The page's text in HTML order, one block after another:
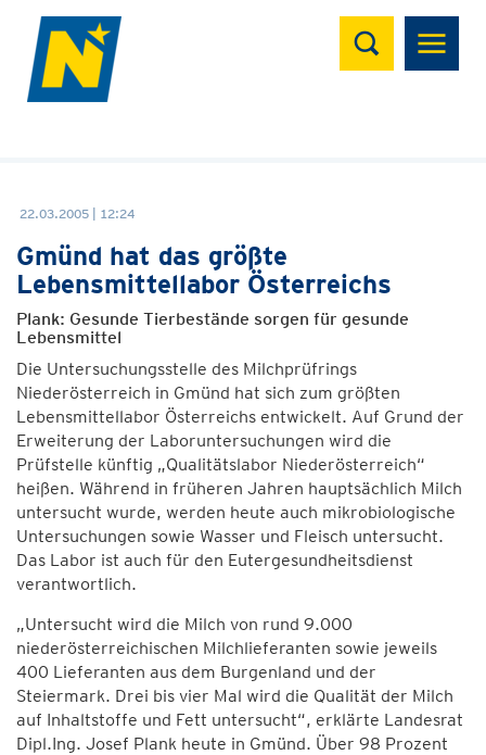
Suchen
22.03.2005 | 12:24
Gmünd hat das größte
Lebensmittellabor Österreichs
Plank: Gesunde Tierbestände sorgen für gesunde
Lebensmittel
Die Untersuchungsstelle des Milchprüfrings
Niederösterreich in Gmünd hat sich zum größten
Lebensmittellabor Österreichs entwickelt. Auf Grund der
Erweiterung der Laboruntersuchungen wird die
Prüfstelle künftig „Qualitätslabor Niederösterreich“
heißen. Während in früheren Jahren hauptsächlich Milch
untersucht wurde, werden heute auch mikrobiologische
Untersuchungen sowie Wasser und Fleisch untersucht.
Das Labor ist auch für den Eutergesundheitsdienst
verantwortlich.
„Untersucht wird die Milch von rund 9.000
niederösterreichischen Milchlieferanten sowie jeweils
400 Lieferanten aus dem Burgenland und der
Steiermark. Drei bis vier Mal wird die Qualität der Milch
auf Inhaltstoffe und Fett untersucht“, erklärte Landesrat
Dipl.Ing. Josef Plank heute in Gmünd. Über 98 Prozent